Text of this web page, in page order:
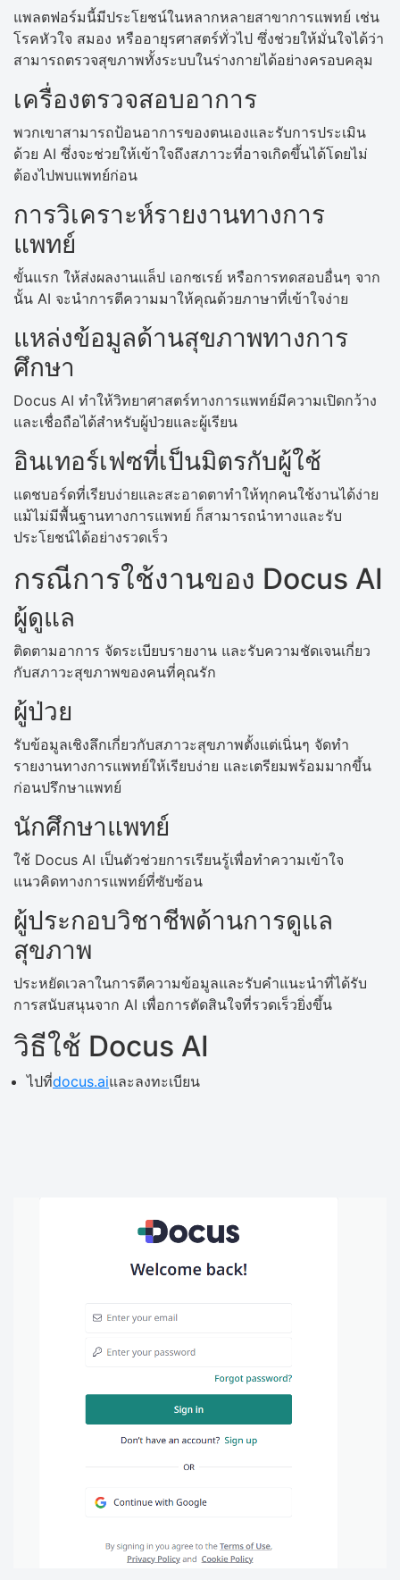
แพลตฟอร์มนี้มีประโยชน์ในหลากหลายสาขาการแพทย์ เช่น
โรคหัวใจ สมอง หรืออายุรศาสตร์ทั่วไป ซึ่งช่วยให้มั่นใจได้ว่า
สามารถตรวจสุขภาพทั้งระบบในร่างกายได้อย่างครอบคลุม
เครื่องตรวจสอบอาการ
พวกเขาสามารถป้อนอาการของตนเองและรับการประเมิน
ด้วย AI ซึ่งจะช่วยให้เข้าใจถึงสภาวะที่อาจเกิดขึ้นได้โดยไม่
ต้องไปพบแพทย์ก่อน
การวิเคราะห์รายงานทางการ
แพทย์
ขั้นแรก ให้ส่งผลงานแล็ป เอกซเรย์ หรือการทดสอบอื่นๆ จาก
นั้น AI จะนำการตีความมาให้คุณด้วยภาษาที่เข้าใจง่าย
แหล่งข้อมูลด้านสุขภาพทางการ
ศึกษา
Docus AI ทำให้วิทยาศาสตร์ทางการแพทย์มีความเปิดกว้าง
และเชื่อถือได้สำหรับผู้ป่วยและผู้เรียน
อินเทอร์เฟซที่เป็นมิตรกับผู้ใช้
แดชบอร์ดที่เรียบง่ายและสะอาดตาทำให้ทุกคนใช้งานได้ง่าย
แม้ไม่มีพื้นฐานทางการแพทย์ ก็สามารถนำทางและรับ
ประโยชน์ได้อย่างรวดเร็ว
กรณีการใช้งานของ Docus AI
ผู้ดูแล
ติดตามอาการ จัดระเบียบรายงาน และรับความชัดเจนเกี่ยว
กับสภาวะสุขภาพของคนที่คุณรัก
ผู้ป่วย
รับข้อมูลเชิงลึกเกี่ยวกับสภาวะสุขภาพตั้งแต่เนิ่นๆ จัดทำ
รายงานทางการแพทย์ให้เรียบง่าย และเตรียมพร้อมมากขึ้น
ก่อนปรึกษาแพทย์
นักศึกษาแพทย์
ใช้ Docus AI เป็นตัวช่วยการเรียนรู้เพื่อทำความเข้าใจ
แนวคิดทางการแพทย์ที่ซับซ้อน
ผู้ประกอบวิชาชีพด้านการดูแล
สุขภาพ
ประหยัดเวลาในการตีความข้อมูลและรับคำแนะนำที่ได้รับ
การสนับสนุนจาก AI เพื่อการตัดสินใจที่รวดเร็วยิ่งขึ้น
วิธีใช้ Docus AI
ไปที่docus.aiและลงทะเบียน